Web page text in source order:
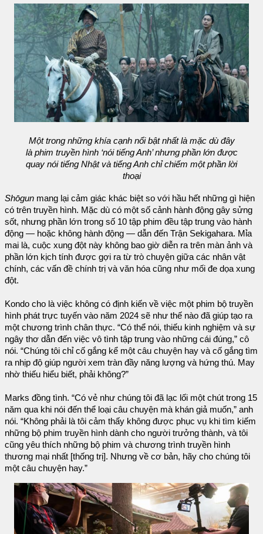
Một trong những khía cạnh nổi bật nhất là mặc dù đây
là phim truyền hình ‘nói tiếng Anh’ nhưng phần lớn được
quay nói tiếng Nhật và tiếng Anh chỉ chiếm một phần lời
thoại
Shōgun mang lại cảm giác khác biệt so với hầu hết những gì hiện
có trên truyền hình. Mặc dù có một số cảnh hành động gây sửng
sốt, nhưng phần lớn trong số 10 tập phim đều tập trung vào hành
động — hoặc không hành động — dẫn đến Trận Sekigahara. Mỉa
mai là, cuộc xung đột này không bao giờ diễn ra trên màn ảnh và
phần lớn kịch tính được gợi ra từ trò chuyện giữa các nhân vật
chính, các vấn đề chính trị và văn hóa cũng như mối đe dọa xung
đột.
Kondo cho là việc không có định kiến ​​​​về việc một phim bộ truyền
hình phát trực tuyến vào năm 2024 sẽ như thế nào đã giúp tạo ra
một chương trình chân thực. “Có thể nói, thiếu kinh nghiệm và sự
ngây thơ dẫn đến việc vô tình tập trung vào những cái đúng,” cô
nói. “Chúng tôi chỉ cố gắng kể một câu chuyện hay và cố gắng tìm
ra nhịp độ giúp người xem tràn đầy năng lượng và hứng thú. May
nhờ thiếu hiểu biết, phải không?”
Marks đồng tình. “Có vẻ như chúng tôi đã lạc lối một chút trong 15
năm qua khi nói đến thể loại câu chuyện mà khán giả muốn,” anh
nói. “Không phải là tôi cảm thấy không được phục vụ khi tìm kiếm
những bộ phim truyền hình dành cho người trưởng thành, và tôi
cũng yêu thích những bộ phim và chương trình truyền hình
thương mại nhất [thống trị]. Nhưng về cơ bản, hãy cho chúng tôi
một câu chuyện hay.”